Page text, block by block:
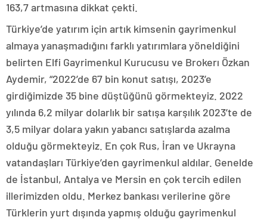
163,7 artmasına dikkat çekti.
Türkiye’de yatırım için artık kimsenin gayrimenkul
almaya yanaşmadığını farklı yatırımlara yöneldiğini
belirten Elfi Gayrimenkul Kurucusu ve Brokerı Özkan
Aydemir, “2022’de 67 bin konut satışı, 2023’e
girdiğimizde 35 bine düştüğünü görmekteyiz. 2022
yılında 6,2 milyar dolarlık bir satışa karşılık 2023’te de
3,5 milyar dolara yakın yabancı satışlarda azalma
olduğu görmekteyiz. En çok Rus, İran ve Ukrayna
vatandaşları Türkiye’den gayrimenkul aldılar. Genelde
de İstanbul, Antalya ve Mersin en çok tercih edilen
illerimizden oldu. Merkez bankası verilerine göre
Türklerin yurt dışında yapmış olduğu gayrimenkul